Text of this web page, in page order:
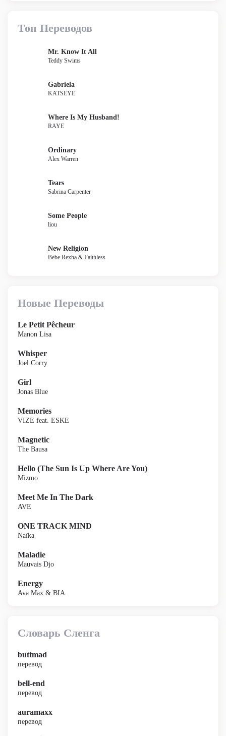
Топ Переводов
Mr. Know It All
Teddy Swims
Gabriela
KATSEYE
Where Is My Husband!
RAYE
Ordinary
Alex Warren
Tears
Sabrina Carpenter
Some People
liou
New Religion
Bebe Rexha & Faithless
Новые Переводы
Le Petit Pêcheur
Manon Lisa
Whisper
Joel Corry
Girl
Jonas Blue
Memories
VIZE feat. ESKE
Magnetic
The Bausa
Hello (The Sun Is Up Where Are You)
Mizmo
Meet Me In The Dark
AVE
ONE TRACK MIND
Naïka
Maladie
Mauvais Djo
Energy
Ava Max & BIA
Словарь Сленга
buttmad
перевод
bell-end
перевод
auramaxx
перевод